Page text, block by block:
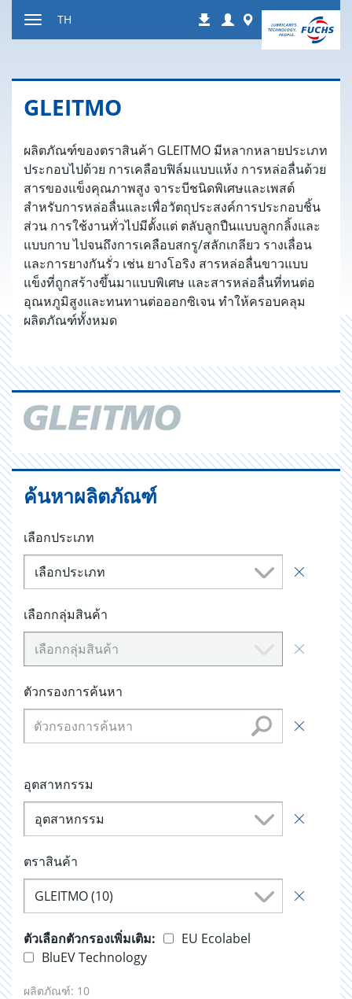
ดาวน์โหลด
Login Worldwide
TH
GLEITMO
ผลิตภัณฑ์ของตราสินค้า GLEITMO มีหลากหลายประเภท
ประกอบไปด้วย การเคลือบฟิล์มแบบแห้ง การหล่อลื่นด้วย
สารของแข็งคุณภาพสูง จาระบีชนิดพิเศษและเพสต์
สำหรับการหล่อลื่นและเพื่อวัตถุประสงค์การประกอบชิ้น
ส่วน การใช้งานทั่วไปมีตั้งแต่ ตลับลูกปืนแบบลูกกลิ้งและ
แบบกาบ ไปจนถึงการเคลือบสกรู/สลักเกลียว รางเลื่อน
และการยางกันรั่ว เช่น ยางโอริง สารหล่อลื่นขาวแบบ
แข็งที่ถูกสร้างขึ้นมาแบบพิเศษ และสารหล่อลื่นที่ทนต่อ
อุณหภูมิสูงและทนทานต่อออกซิเจน ทำให้ครอบคลุม
ผลิตภัณฑ์ทั้งหมด
ค้นหาผลิตภัณฑ์
เลือกประเภท
เลือกประเภท
เลือกกลุ่มสินค้า
เลือกกลุ่มสินค้า
ตัวกรองการค้นหา
อุตสาหกรรม
อุตสาหกรรม
ตราสินค้า
GLEITMO (10)
ตัวเลือกตัวกรองเพิ่มเติม:
EU Ecolabel
BluEV Technology
ผลิตภัณฑ์: 10